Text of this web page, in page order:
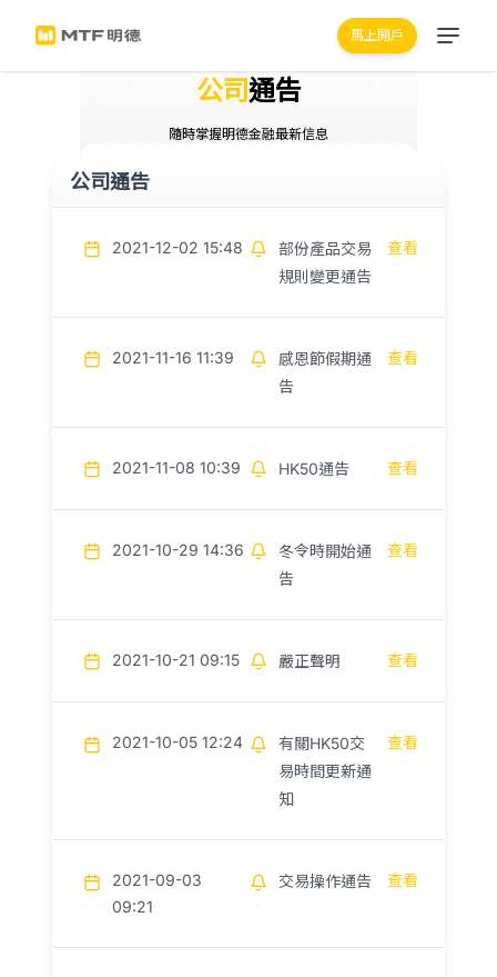
馬上開戶
公司通告
隨時掌握明德金融最新信息
公司通告
2021-12-02 15:48
部份產品交易
規則變更通告
查看
2021-11-16 11:39
感恩節假期通
告
查看
2021-11-08 10:39 HK50通告 查看
2021-10-29 14:36
冬令時開始通
告
查看
2021-10-21 09:15 嚴正聲明 查看
2021-10-05 12:24
有關HK50交
易時間更新通
知
查看
2021-09-03
09:21
交易操作通告 查看